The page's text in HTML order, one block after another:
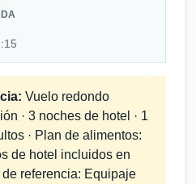
Vuelo redondo
· 3 noches de hotel · 1
· Plan de alimentos:
de hotel incluidos en
referencia: Equipaje